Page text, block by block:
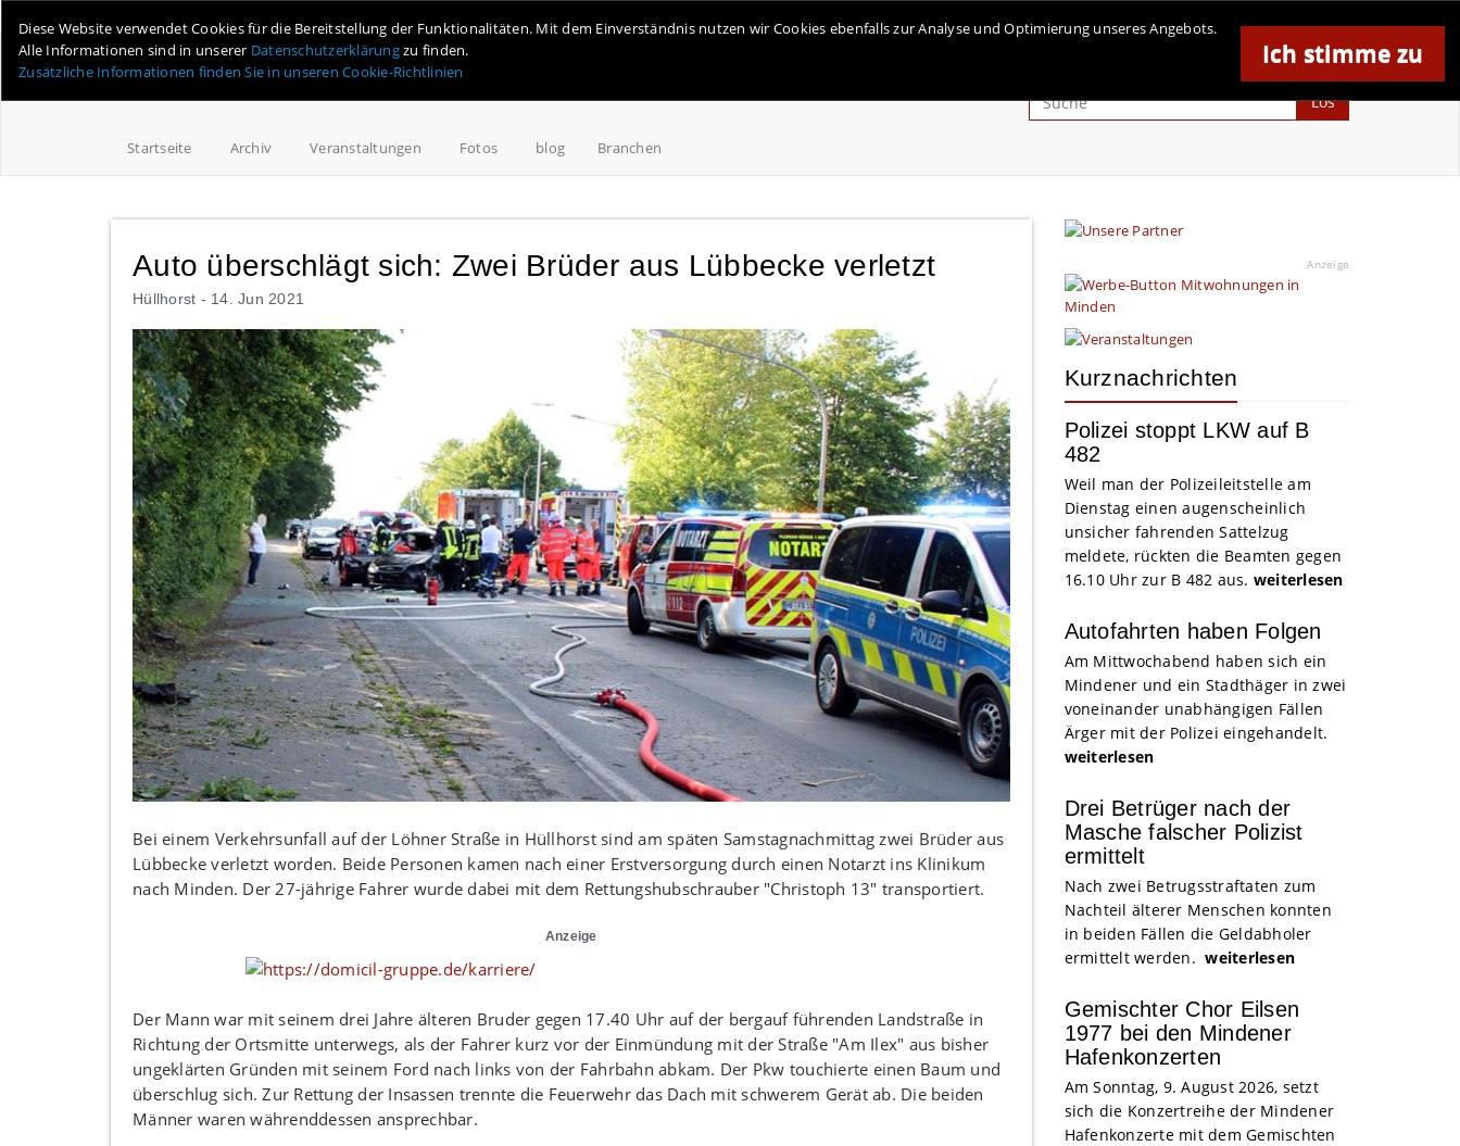
Ich stimme zu
Diese Website verwendet Cookies für die Bereitstellung der Funktionalitäten. Mit dem Einverständnis nutzen wir Cookies ebenfalls zur Analyse und Optimierung unseres Angebots.
Alle Informationen sind in unserer Datenschutzerklärungzu finden.
Zusätzliche Informationen finden Sie in unseren Cookie-Richtlinien
Anzeige
Los
Startseite Archiv Veranstaltungen Fotos blog Branchen
Auto überschlägt sich: Zwei Brüder aus Lübbecke verletzt
Hüllhorst - 14. Jun 2021
Bei einem Verkehrsunfall auf der Löhner Straße in Hüllhorst sind am späten Samstagnachmittag zwei Brüder aus
Lübbecke verletzt worden. Beide Personen kamen nach einer Erstversorgung durch einen Notarzt ins Klinikum
nach Minden. Der 27-jährige Fahrer wurde dabei mit dem Rettungshubschrauber "Christoph 13" transportiert.
Anzeige
Der Mann war mit seinem drei Jahre älteren Bruder gegen 17.40 Uhr auf der bergauf führenden Landstraße in
Richtung der Ortsmitte unterwegs, als der Fahrer kurz vor der Einmündung mit der Straße "Am Ilex" aus bisher
ungeklärten Gründen mit seinem Ford nach links von der Fahrbahn abkam. Der Pkw touchierte einen Baum und
überschlug sich. Zur Rettung der Insassen trennte die Feuerwehr das Dach mit schwerem Gerät ab. Die beiden
Männer waren währenddessen ansprechbar.
Anzeige
Kurznachrichten
Polizei stoppt LKW auf B
482
Weil man der Polizeileitstelle am
Dienstag einen augenscheinlich
unsicher fahrenden Sattelzug
meldete, rückten die Beamten gegen
16.10 Uhr zur B 482 aus. weiterlesen
Autofahrten haben Folgen
Am Mittwochabend haben sich ein
Mindener und ein Stadthäger in zwei
voneinander unabhängigen Fällen
Ärger mit der Polizei eingehandelt.
weiterlesen
Drei Betrüger nach der
Masche falscher Polizist
ermittelt
Nach zwei Betrugsstraftaten zum
Nachteil älterer Menschen konnten
in beiden Fällen die Geldabholer
ermittelt werden.weiterlesen
Gemischter Chor Eilsen
1977 bei den Mindener
Hafenkonzerten
Am Sonntag, 9. August 2026, setzt
sich die Konzertreihe der Mindener
Hafenkonzerte mit dem Gemischten